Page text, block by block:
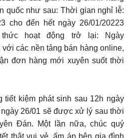
quốc như sau: Thời gian nghỉ lễ:
cho đến hết ngày 26/01/20223
hoạt động trở lại: Ngày
với các nền tảng bán hàng online,
đơn hàng mới xuyên suốt thời
tiết kiệm phát sinh sau 12h ngày
26/01 sẽ được xử lý sau thời
Đán. Một lần nữa, chúc quý
thật vui vẻ, ấm áp bên gia đình